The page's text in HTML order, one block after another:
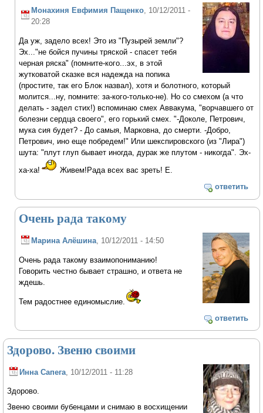
Монахиня Евфимия Пащенко , 10/12/2011 -
20:28
Да уж, задело всех! Это из "Пузырей земли"?
Эх..."не бойся пучины тряской - спасет тебя
черная ряска" (помните-кого...эх, в этой
жутковатой сказке вся надежда на попика
(простите, так его Блок назвал), хотя и болотного, который
молится...ну, помните: за-кого-только-не). Но со смехом (а что
делать - задел стих!) вспоминаю смех Аввакума, "ворчавшего от
болезни сердца своего", его горький смех. "-Доколе, Петрович,
мука сия будет? - До самыя, Марковна, до смерти. -Добро,
Петрович, ино еще побредем!" Или шекспировского (из "Лира")
шута: "плут глуп бывает иногда, дурак же плутом - никогда". Эх-
ха-ха!
Живем!Рада всех вас зреть! Е.
ответить
Очень рада такому
Марина Алёшина , 10/12/2011 - 14:50
Очень рада такому взаимопониманию!
Говорить честно бывает страшно, и ответа не
ждешь.
Тем радостнее единомыслие.
ответить
Здорово. Звеню своими
Инна Сапега , 10/12/2011 - 11:28
Здорово.
Звеню своими бубенцами и снимаю в восхищении